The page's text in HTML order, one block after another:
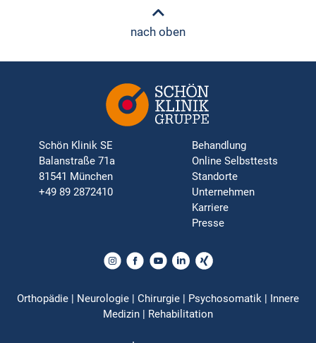
nach oben
Schön Klinik SE
Balanstraße 71a
81541 München
+49 89 2872410
Behandlung
Online Selbsttests
Standorte
Unternehmen
Karriere
Presse
Orthopädie | Neurologie | Chirurgie | Psychosomatik | Innere
Medizin | Rehabilitation